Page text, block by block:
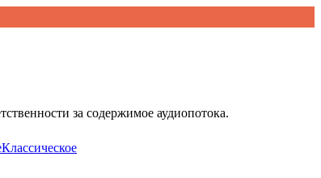
Классическое
за содержимое аудиопотока.